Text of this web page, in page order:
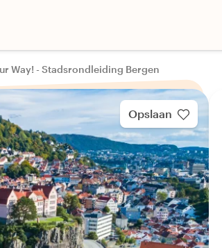
Way! - Stadsrondleiding Bergen
Opslaan